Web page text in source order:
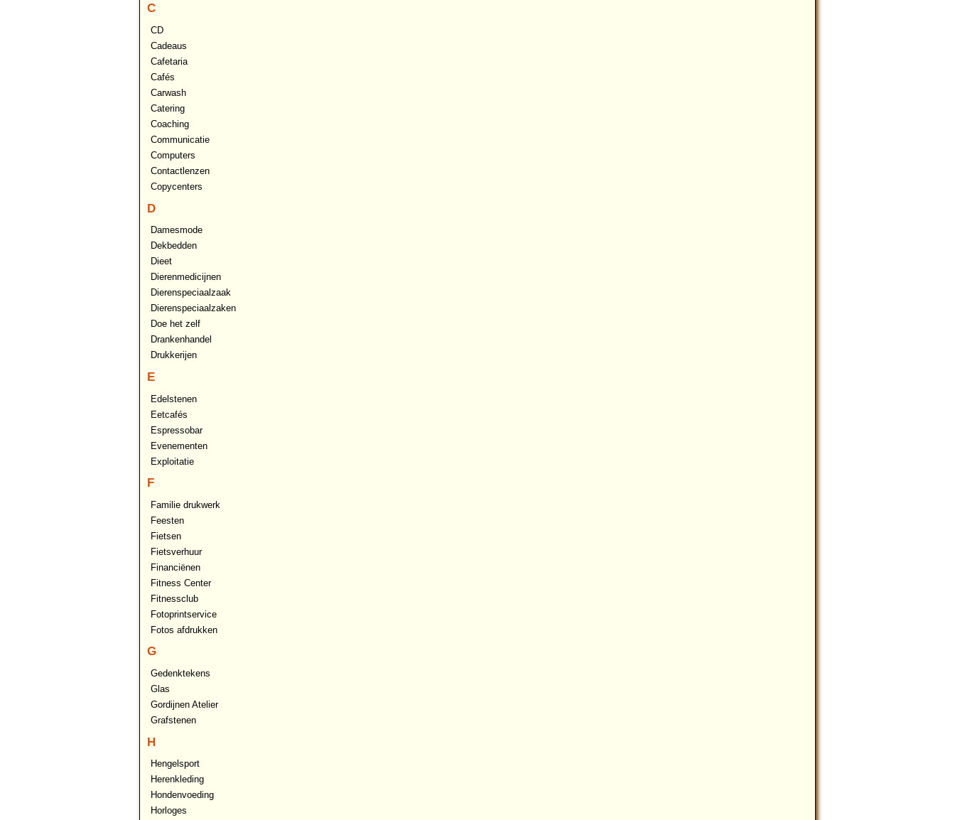
C
CD
Cadeaus
Cafetaria
Cafés
Carwash
Catering
Coaching
Communicatie
Computers
Contactlenzen
Copycenters
D
Damesmode
Dekbedden
Dieet
Dierenmedicijnen
Dierenspeciaalzaak
Dierenspeciaalzaken
Doe het zelf
Drankenhandel
Drukkerijen
E
Edelstenen
Eetcafés
Espressobar
Evenementen
Exploitatie
F
Familie drukwerk
Feesten
Fietsen
Fietsverhuur
Financiënen
Fitness Center
Fitnessclub
Fotoprintservice
Fotos afdrukken
G
Gedenktekens
Glas
Gordijnen Atelier
Grafstenen
H
Hengelsport
Herenkleding
Hondenvoeding
Horloges